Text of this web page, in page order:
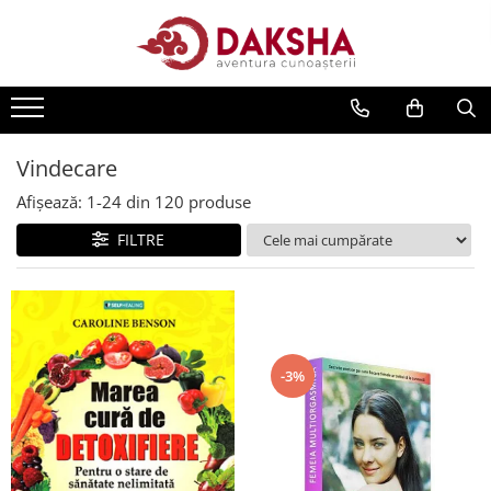
Editura Daksha
Seria David Icke
Seria Immanuel Velikovsky
Dezvăluiri
Spiritualitate
Extratereștrii
OZN
Transformare spirituală
Psihologie
Vindecare
Afișează: 1-24 din 120 produse
FILTRE
-3%